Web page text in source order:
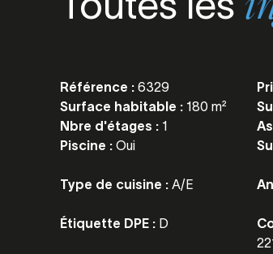
Référence :6329
Surface habitable : 180 m²
Nbre d'étages : 1
Piscine :Oui
Type de cuisine :A/E
Étiquette DPE : D